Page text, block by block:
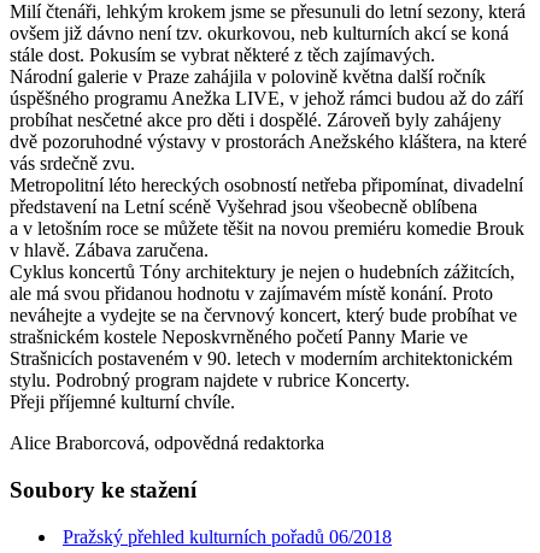
Milí čtenáři, lehkým krokem jsme se přesunuli do letní sezony, která
ovšem již dávno není tzv. okurkovou, neb kulturních akcí se koná
stále dost. Pokusím se vybrat některé z těch zajímavých.
Národní galerie v Praze zahájila v polovině května další ročník
úspěšného programu Anežka LIVE, v jehož rámci budou až do září
probíhat nesčetné akce pro děti i dospělé. Zároveň byly zahájeny
dvě pozoruhodné výstavy v prostorách Anežského kláštera, na které
vás srdečně zvu.
Metropolitní léto hereckých osobností netřeba připomínat, divadelní
představení na Letní scéně Vyšehrad jsou všeobecně oblíbena
a v letošním roce se můžete těšit na novou premiéru komedie Brouk
v hlavě. Zábava zaručena.
Cyklus koncertů Tóny architektury je nejen o hudebních zážitcích,
ale má svou přidanou hodnotu v zajímavém místě konání. Proto
neváhejte a vydejte se na červnový koncert, který bude probíhat ve
strašnickém kostele Neposkvrněného početí Panny Marie ve
Strašnicích postaveném v 90. letech v moderním architektonickém
stylu. Podrobný program najdete v rubrice Koncerty.
Přeji příjemné kulturní chvíle.
Alice Braborcová, odpovědná redaktorka
Soubory ke stažení
Pražský přehled kulturních pořadů 06/2018